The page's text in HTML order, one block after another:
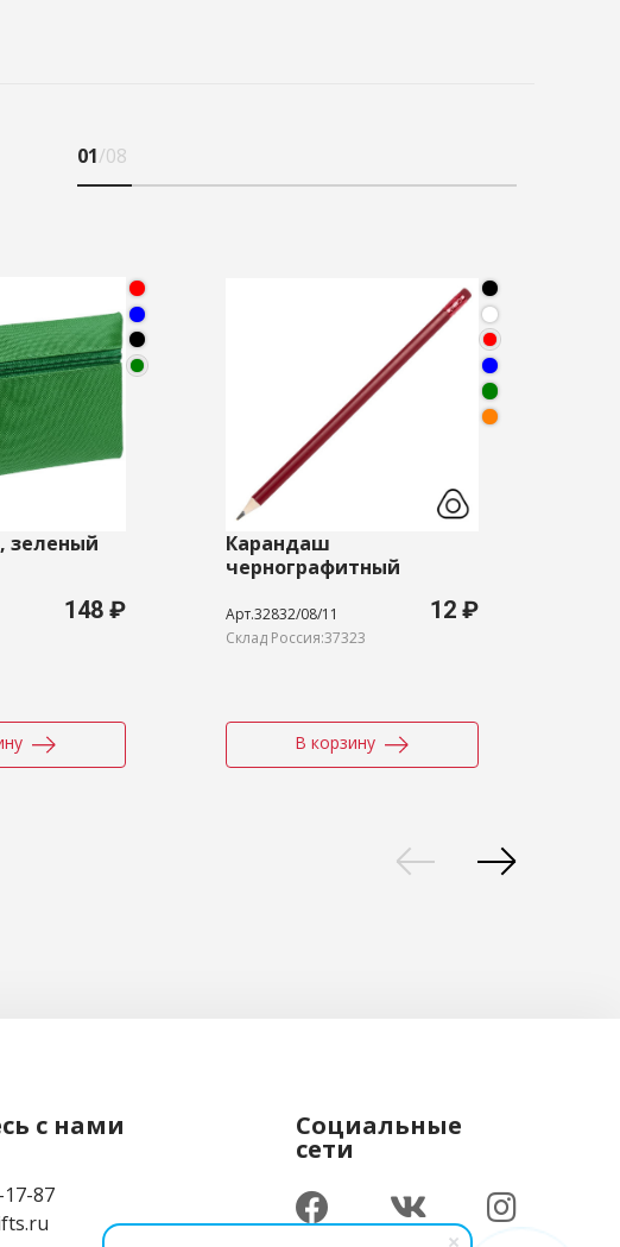
01/08
зеленый
148 ₽
Карандаш
чернографитный
Арт.32832/08/11 12 ₽
Склад Россия:37323
В корзину
с нами Социальные
сети
17-87